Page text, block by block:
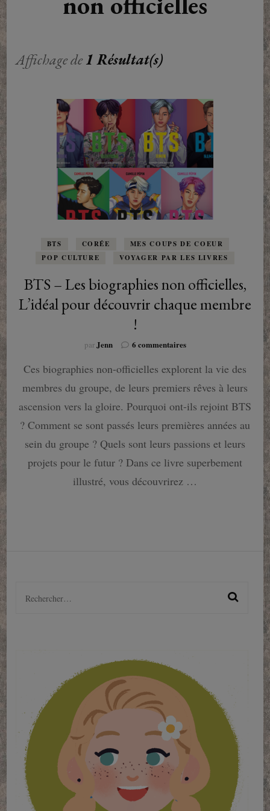
Affichage de1 Résultat(s)
BTS CORÉE
MES COUPS DE COEUR
POP CULTURE
VOYAGER PAR LES LIVRES
BTS – Les biographies non officielles,
L’idéal pour découvrir chaque membre
!
parJenn 6 commentairessur
–
biographies
non
officielles,
L’idéal
pour
chaque
!
Ces biographies non-officielles explorent la vie des
membres du groupe, de leurs premiers rêves à leurs
ascension vers la gloire. Pourquoi ont-ils rejoint BTS
? Comment se sont passés leurs premières années au
sein du groupe ? Quels sont leurs passions et leurs
projets pour le futur ? Dans ce livre superbement
illustré, vous découvrirez …
Rechercher :